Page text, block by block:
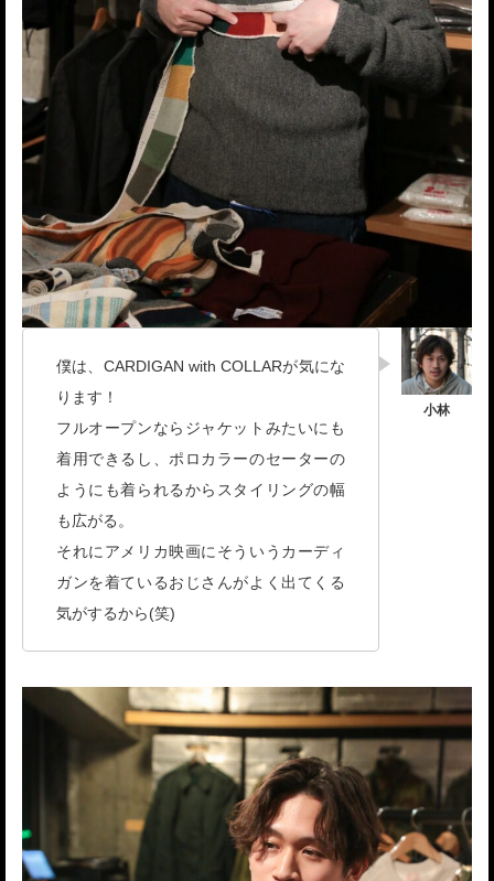
僕は、CARDIGAN with COLLARが気にな
ります！
フルオープンならジャケットみたいにも
着用できるし、ポロカラーのセーターの
ようにも着られるからスタイリングの幅
も広がる。
それにアメリカ映画にそういうカーディ
ガンを着ているおじさんがよく出てくる
気がするから(笑)